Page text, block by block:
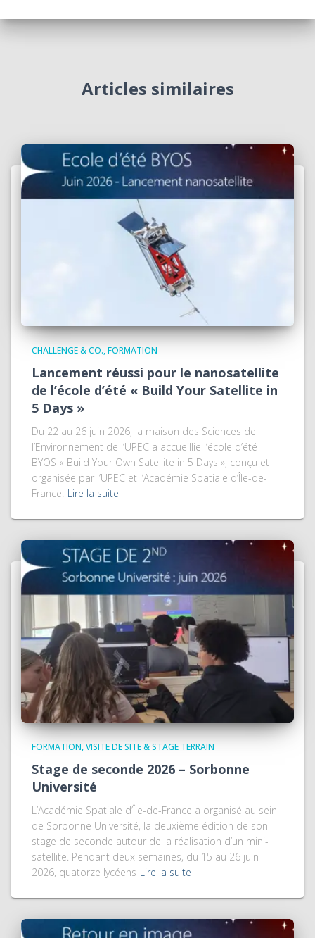
Articles similaires
CHALLENGE & CO. FORMATION
Lancement réussi pour le nanosatellite
de l’école d’été « Build Your Satellite in
5 Days »
Du 22 au 26 juin 2026, la maison des Sciences de
l’Environnement de l’UPEC a accueillie l’école d’été
BYOS « Build Your Own Satellite in 5 Days », conçu et
organisée par l’UPEC et l’Académie Spatiale d’Île-de-
France. Lire la suite
FORMATION VISITE DE SITE & STAGE TERRAIN
Stage de seconde 2026 – Sorbonne
Université
L’Académie Spatiale d’Île-de-France a organisé au sein
de Sorbonne Université, la deuxième édition de son
stage de seconde autour de la réalisation d’un mini-
satellite. Pendant deux semaines, du 15 au 26 juin
2026, quatorze lycéens Lire la suite